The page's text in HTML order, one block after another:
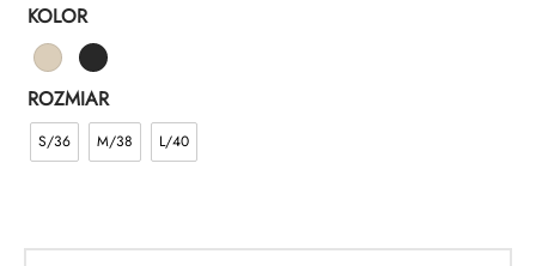
KOLOR
ROZMIAR
S/36 M/38 L/40